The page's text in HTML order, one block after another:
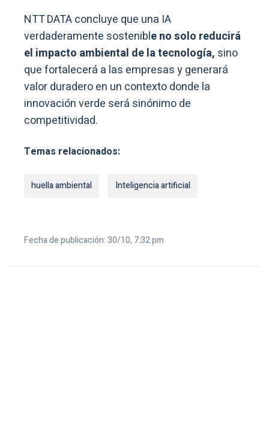
NTT DATA concluye que una IA
verdaderamente sostenible no solo reducirá
el impacto ambiental de la tecnología, sino
que fortalecerá a las empresas y generará
valor duradero en un contexto donde la
innovación verde será sinónimo de
competitividad.
Temas relacionados:
huella ambiental Inteligencia artificial
Fecha de publicación: 30/10, 7:32 pm